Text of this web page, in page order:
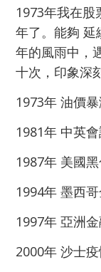
1973年我在
年了。能夠 延
年的風雨中，
十次，印象深
1973年 油價
1981年 中英
1987年 美國
1994年 墨西
1997年 亞洲
2000年 沙士